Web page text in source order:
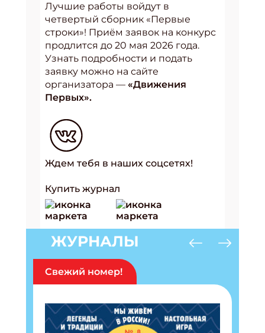
Лучшие работы войдут в
четвертый сборник «Первые
строки»! Приём заявок на конкурс
продлится до 20 мая 2026 года.
Узнать подробности и подать
заявку можно на сайте
организатора — «Движения
Первых».
Ждем тебя в наших соцсетях!
Купить журнал
ЖУРНАЛЫ
Свежий номер!